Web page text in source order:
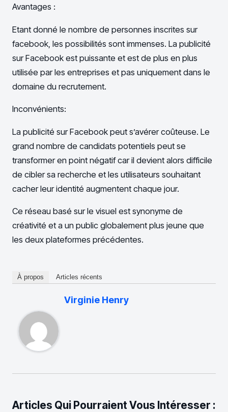
Avantages :
Etant donné le nombre de personnes inscrites sur
facebook, les possibilités sont immenses. La publicité
sur Facebook est puissante et est de plus en plus
utilisée par les entreprises et pas uniquement dans le
domaine du recrutement.
Inconvénients:
La publicité sur Facebook peut s’avérer coûteuse. Le
grand nombre de candidats potentiels peut se
transformer en point négatif car il devient alors difficile
de cibler sa recherche et les utilisateurs souhaitant
cacher leur identité augmentent chaque jour.
Ce réseau basé sur le visuel est synonyme de
créativité et a un public globalement plus jeune que
les deux plateformes précédentes.
À propos Articles récents
Virginie Henry
Articles Qui Pourraient Vous Intéresser :